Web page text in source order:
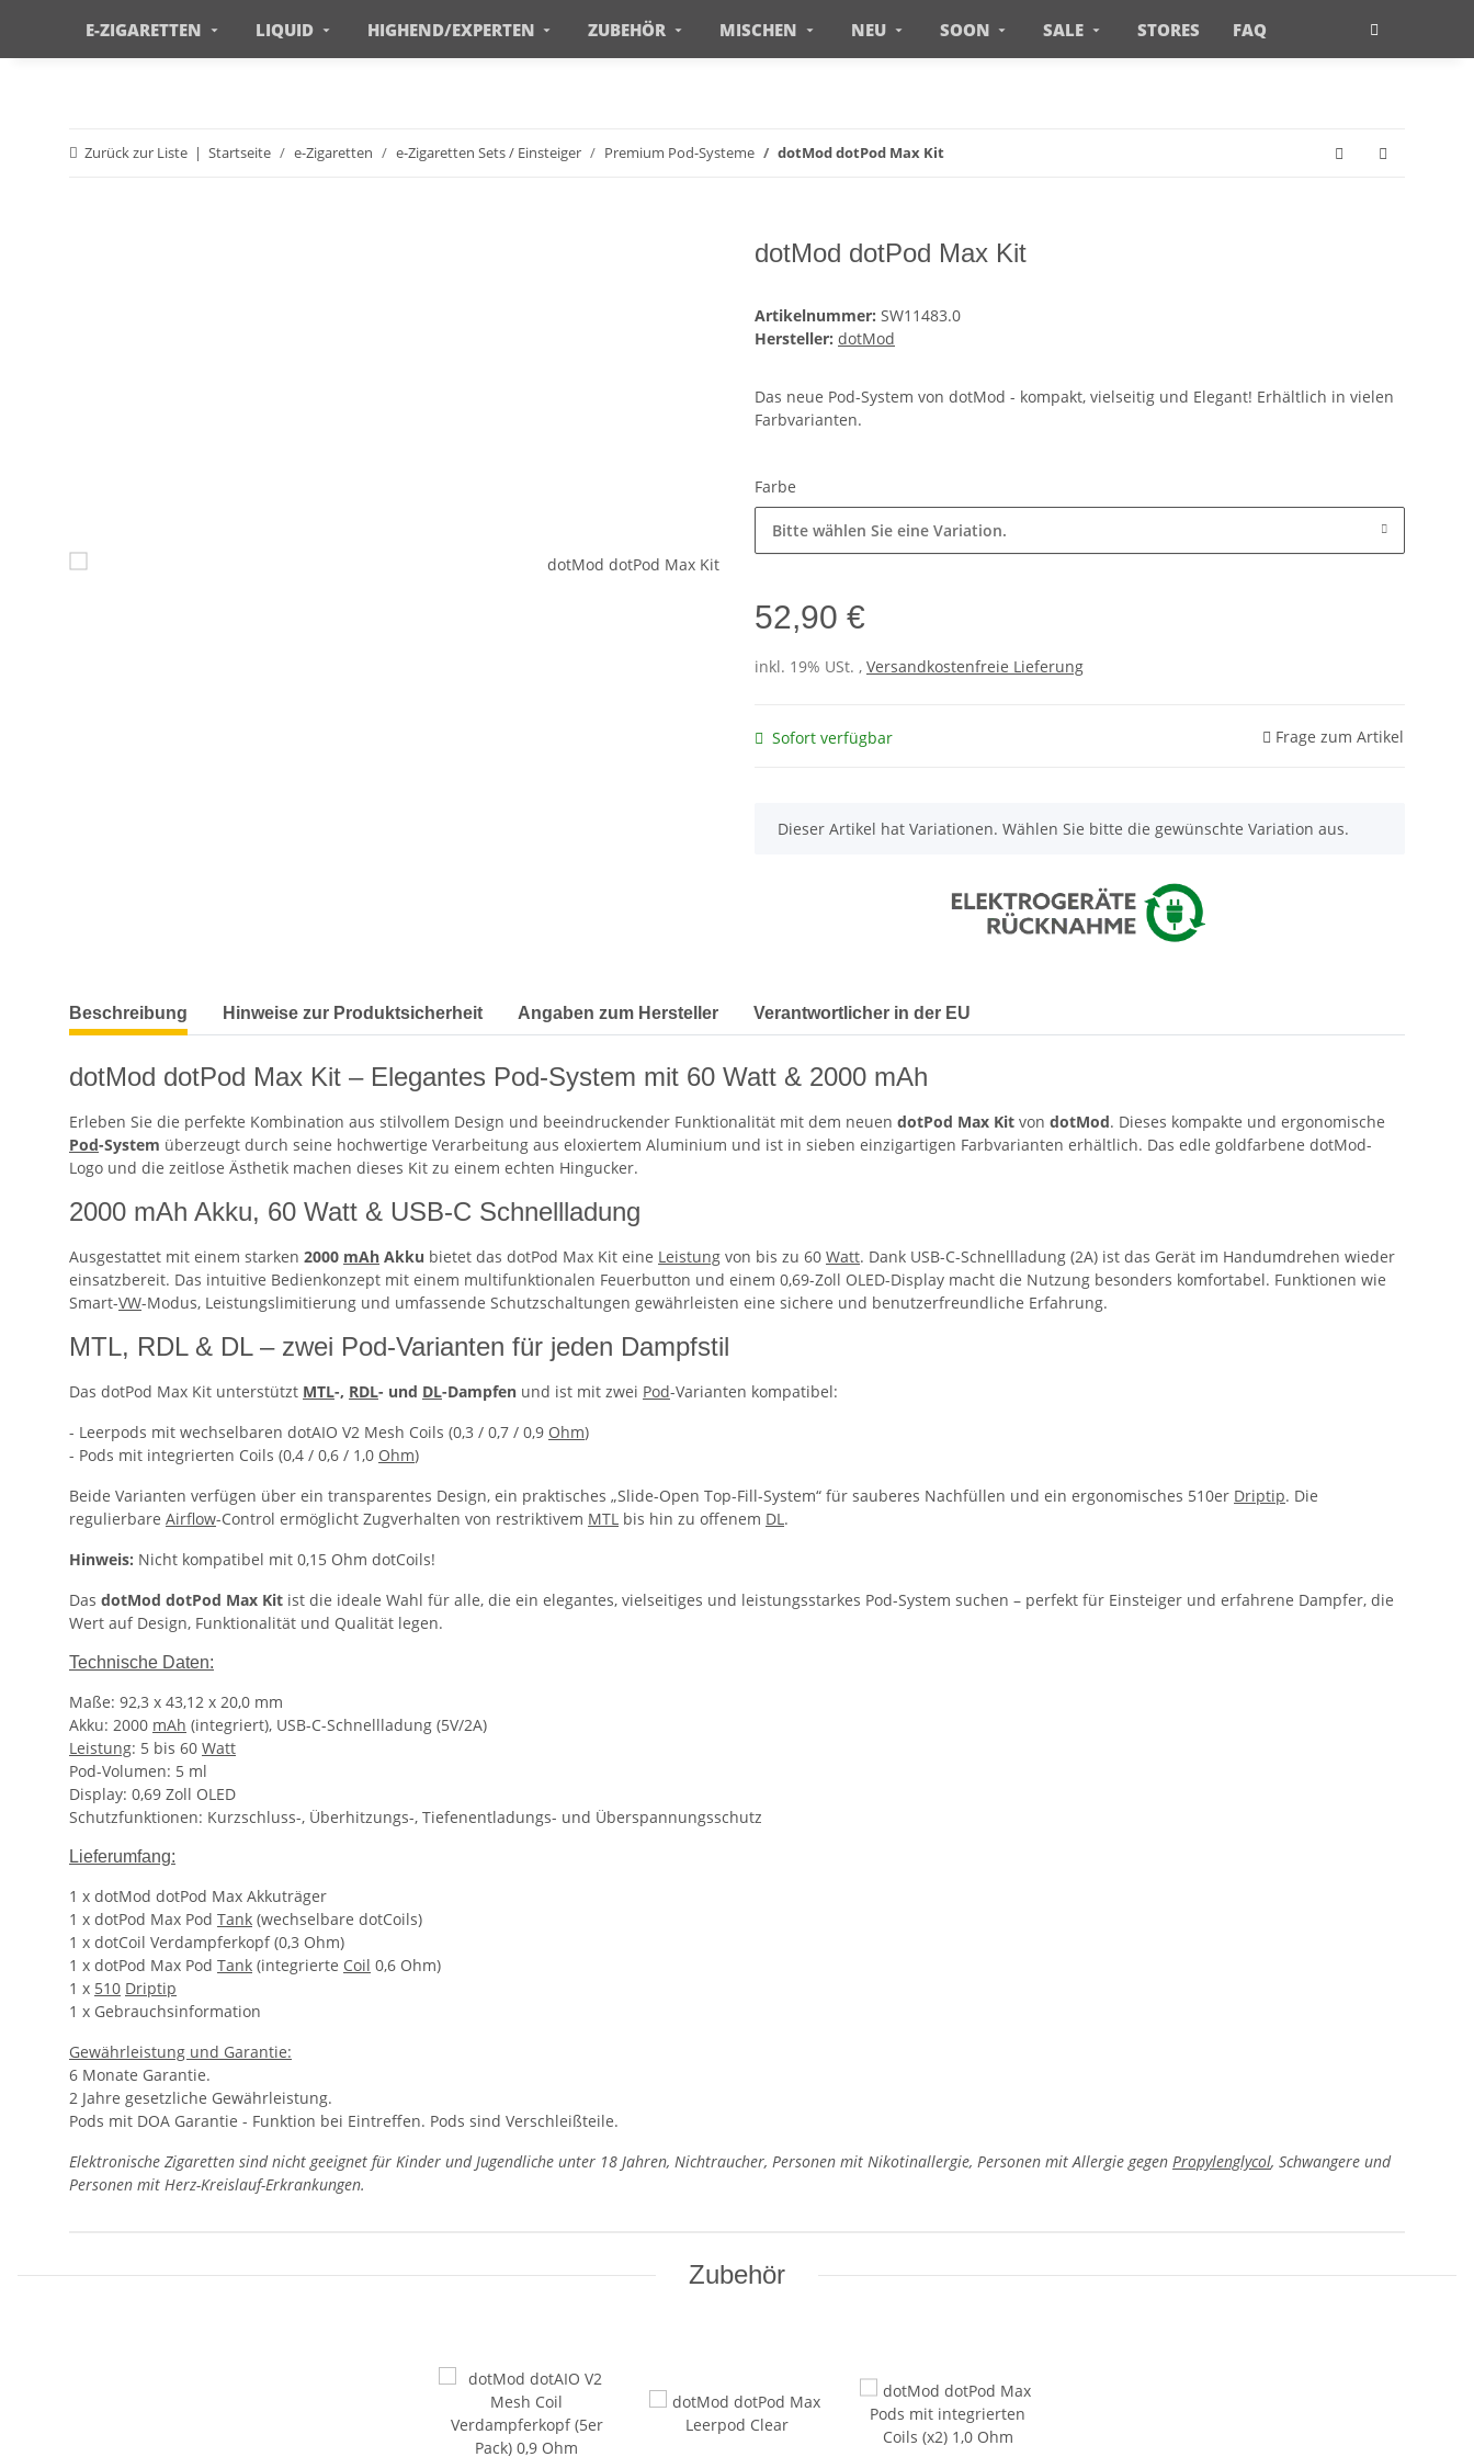
E-ZIGARETTEN LIQUID HIGHEND/EXPERTEN ZUBEHÖR MISCHEN NEU SOON SALE STORES FAQ
Zurück zur Liste Startseite e-Zigaretten e-Zigaretten Sets / Einsteiger Premium Pod-Systeme dotMod dotPod Max Kit
dotMod dotPod Max Kit
Artikelnummer: SW11483.0
Hersteller: dotMod
Das neue Pod-System von dotMod - kompakt, vielseitig und Elegant! Erhältlich in vielen
Farbvarianten.
Farbe
Bitte wählen Sie eine Variation.
52,90 €
inkl. 19% USt. , Versandkostenfreie Lieferung
Sofort verfügbar Frage zum Artikel
x
Dieser Artikel hat Variationen. Wählen Sie bitte die gewünschte Variation aus.
Beschreibung Hinweise zur Produktsicherheit Angaben zum Hersteller Verantwortlicher in der EU
dotMod dotPod Max Kit – Elegantes Pod-System mit 60 Watt & 2000 mAh
Erleben Sie die perfekte Kombination aus stilvollem Design und beeindruckender Funktionalität mit dem neuen dotPod Max Kit von dotMod. Dieses kompakte und ergonomische
Pod-System überzeugt durch seine hochwertige Verarbeitung aus eloxiertem Aluminium und ist in sieben einzigartigen Farbvarianten erhältlich. Das edle goldfarbene dotMod-
Logo und die zeitlose Ästhetik machen dieses Kit zu einem echten Hingucker.
2000 mAh Akku, 60 Watt & USB-C Schnellladung
Ausgestattet mit einem starken 2000 mAh Akku bietet das dotPod Max Kit eine Leistung von bis zu 60 Watt. Dank USB-C-Schnellladung (2A) ist das Gerät im Handumdrehen wieder
einsatzbereit. Das intuitive Bedienkonzept mit einem multifunktionalen Feuerbutton und einem 0,69-Zoll OLED-Display macht die Nutzung besonders komfortabel. Funktionen wie
Smart-VW-Modus, Leistungslimitierung und umfassende Schutzschaltungen gewährleisten eine sichere und benutzerfreundliche Erfahrung.
MTL, RDL & DL – zwei Pod-Varianten für jeden Dampfstil
Das dotPod Max Kit unterstützt MTL-, RDL- und DL-Dampfen und ist mit zwei Pod-Varianten kompatibel:
- Leerpods mit wechselbaren dotAIO V2 Mesh Coils (0,3 / 0,7 / 0,9 Ohm)
- Pods mit integrierten Coils (0,4 / 0,6 / 1,0 Ohm)
Beide Varianten verfügen über ein transparentes Design, ein praktisches „Slide-Open Top-Fill-System“ für sauberes Nachfüllen und ein ergonomisches 510er Driptip. Die
regulierbare Airflow-Control ermöglicht Zugverhalten von restriktivem MTL bis hin zu offenem DL.
Hinweis: Nicht kompatibel mit 0,15 Ohm dotCoils!
Das dotMod dotPod Max Kit ist die ideale Wahl für alle, die ein elegantes, vielseitiges und leistungsstarkes Pod-System suchen – perfekt für Einsteiger und erfahrene Dampfer, die
Wert auf Design, Funktionalität und Qualität legen.
Technische Daten:
Maße: 92,3 x 43,12 x 20,0 mm
Akku: 2000 mAh (integriert), USB-C-Schnellladung (5V/2A)
Leistung: 5 bis 60 Watt
Pod-Volumen: 5 ml
Display: 0,69 Zoll OLED
Schutzfunktionen: Kurzschluss-, Überhitzungs-, Tiefenentladungs- und Überspannungsschutz
Lieferumfang:
1 x dotMod dotPod Max Akkuträger
1 x dotPod Max Pod Tank (wechselbare dotCoils)
1 x dotCoil Verdampferkopf (0,3 Ohm)
1 x dotPod Max Pod Tank (integrierte Coil 0,6 Ohm)
1 x 510 Driptip
1 x Gebrauchsinformation
Gewährleistung und Garantie:
6 Monate Garantie.
2 Jahre gesetzliche Gewährleistung.
Pods mit DOA Garantie - Funktion bei Eintreffen. Pods sind Verschleißteile.
Elektronische Zigaretten sind nicht geeignet für Kinder und Jugendliche unter 18 Jahren, Nichtraucher, Personen mit Nikotinallergie, Personen mit Allergie gegen Propylenglycol, Schwangere und
Personen mit Herz-Kreislauf-Erkrankungen.
Zubehör